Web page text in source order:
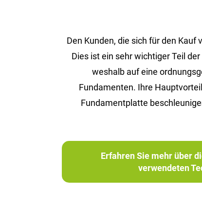
Den Kunden, die sich für den
Dies ist ein sehr wichtiger Teil
weshalb auf eine
Fundamenten. Ihre
Fundamentplatte
Erfahren Sie mehr über
verwendeten